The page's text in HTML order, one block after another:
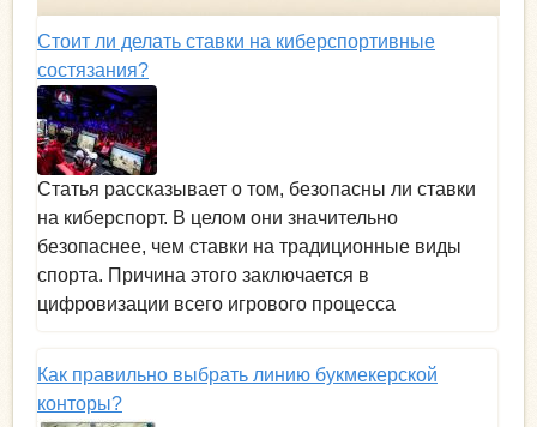
Стоит ли делать ставки на киберспортивные
состязания?
Cтатья рассказывает о том, безопасны ли ставки
на киберспорт. В целом они значительно
безопаснее, чем ставки на традиционные виды
спорта. Причина этого заключается в
цифровизации всего игрового процесса
Как правильно выбрать линию букмекерской
конторы?